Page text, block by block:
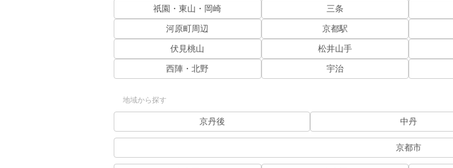
祇園・東山・岡崎 三条
河原町周辺 京都駅
伏見桃山 松井山手
西陣・北野 宇治
地域から探す
京丹後 中丹
京都市